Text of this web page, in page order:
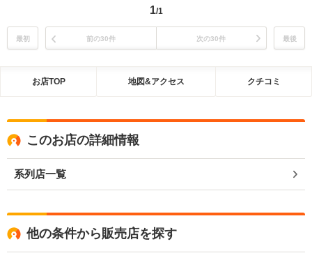
1/1
最初 前の30件 次の30件 最後
お店TOP 地図&アクセス クチコミ
このお店の詳細情報
系列店一覧
他の条件から販売店を探す